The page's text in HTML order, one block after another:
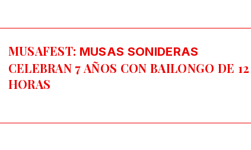
MUSAFEST: MUSAS SONIDERAS
CELEBRAN 7 AÑOS CON BAILONGO DE 12
HORAS